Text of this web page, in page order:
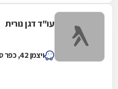
עו"ד דגן נורית
ויצמן 42, כפר סבא